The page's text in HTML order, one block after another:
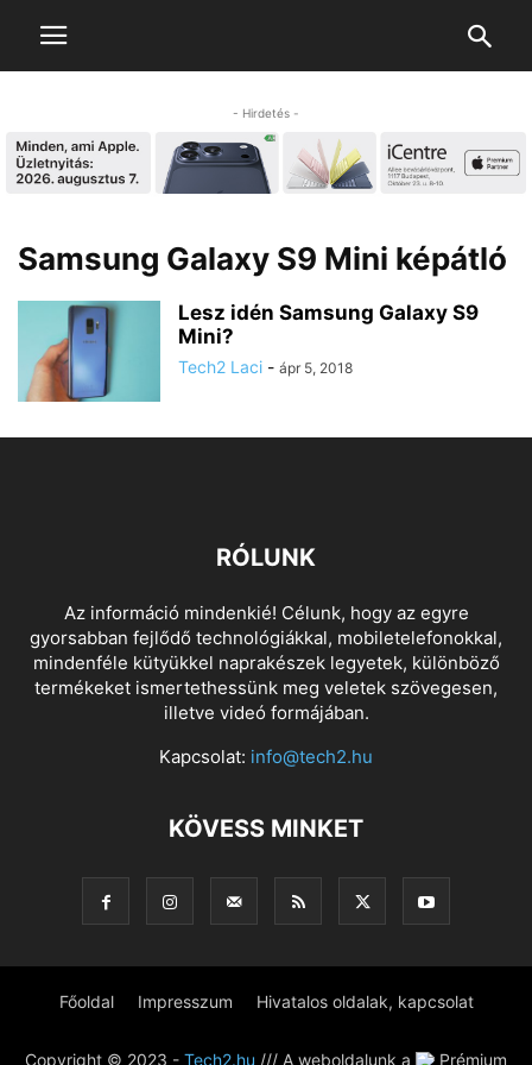
- Hirdetés -
Samsung Galaxy S9 Mini képátló
Lesz idén Samsung Galaxy S9
Mini?
Tech2 Laci - ápr 5, 2018
RÓLUNK
Az információ mindenkié! Célunk, hogy az egyre
gyorsabban fejlődő technológiákkal, mobiletelefonokkal,
mindenféle kütyükkel naprakészek legyetek, különböző
termékeket ismertethessünk meg veletek szövegesen,
illetve videó formájában.
Kapcsolat: info@tech2.hu
KÖVESS MINKET
Főoldal Impresszum Hivatalos oldalak, kapcsolat
Copyright © 2023 - Tech2.hu /// A weboldalunk a Prémium